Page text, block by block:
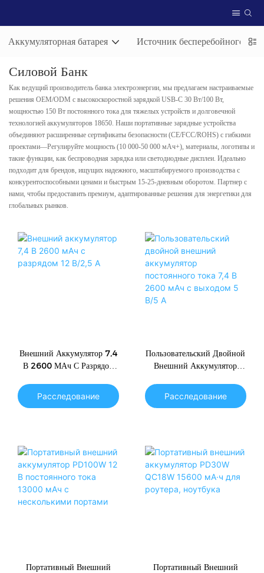
Аккумуляторная батарея Источник бесперебойного
Силовой Банк
Как ведущий производитель банка электроэнергии, мы предлагаем настраиваемые
решения OEM/ODM с высокоскоростной зарядкой USB-C 30 Вт/100 Вт,
мощностью 150 Вт постоянного тока для тяжелых устройств и долговечной
технологией аккумуляторов 18650. Наши портативные зарядные устройства
объединяют расширенные сертификаты безопасности (CE/FCC/ROHS) с гибкими
проектами—Регулируйте мощность (10 000-50 000 мАч+), материалы, логотипы и
такие функции, как беспроводная зарядка или светодиодные дисплеи. Идеально
подходит для брендов, ищущих надежного, масштабируемого производства с
конкурентоспособными ценами и быстрым 15-25-дневным оборотом. Партнер с
нами, чтобы предоставить премиум, адаптированные решения для энергетики для
глобальных рынков.
Внешний Аккумулятор 7,4
В 2600 МАч С Разрядом
Расследование
Пользовательский Двойной
Внешний Аккумулятор
2600 МАч С Выходом 5
В/5 А
Расследование
Портативный Внешний
Портативный Внешний